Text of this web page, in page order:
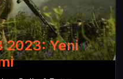
2023: Yeni